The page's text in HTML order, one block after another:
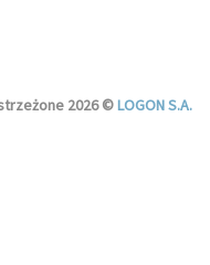
2026 ©LOGON S.A.